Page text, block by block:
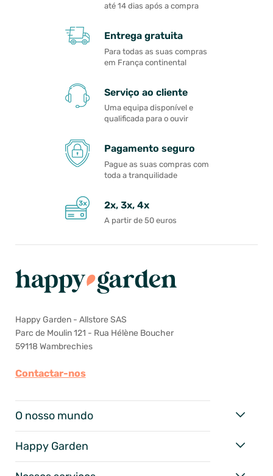
até 14 dias após a compra
Entrega gratuita
Para todas as suas compras
em França continental
Serviço ao cliente
Uma equipa disponível e
qualificada para o ouvir
Pagamento seguro
Pague as suas compras com
toda a tranquilidade
2x, 3x, 4x
A partir de 50 euros
Happy Garden - Allstore SAS
Parc de Moulin 121 - Rua Hélène Boucher
59118 Wambrechies
Contactar-nos
O nosso mundo
Happy Garden